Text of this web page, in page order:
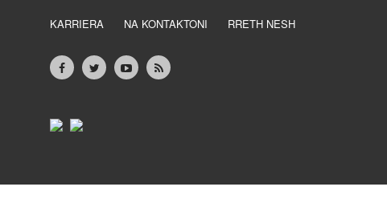
KARRIERA NA KONTAKTONI RRETH NESH